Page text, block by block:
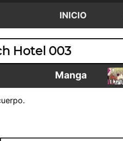
INICIO
Hotel 003
Manga